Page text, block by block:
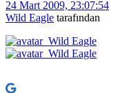
24 Mart 2009, 23:07:54
Wild Eagle tarafından